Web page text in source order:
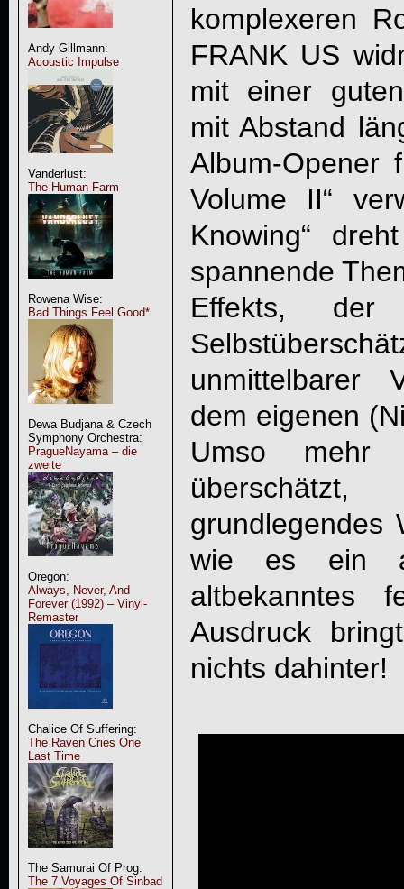
Andy Gillmann:
Acoustic Impulse
Vanderlust:
The Human Farm
Rowena Wise:
Bad Things Feel Good*
Dewa Budjana & Czech
Symphony Orchestra:
PragueNayama – die
zweite
Oregon:
Always, Never, And
Forever (1992) – Vinyl-
Remaster
Chalice Of Suffering:
The Raven Cries One
Last Time
The Samurai Of Prog:
The 7 Voyages Of Sinbad
komplexeren
FRANK US
mit einer
mit Abstand
Album-Opener
Volume II“
Knowing“
spannende
Effekts,
unmittelbarer
dem eigenen
Umso mehr
grundlegendes
wie es ein
altbekanntes
Ausdruck
nichts dahinter!